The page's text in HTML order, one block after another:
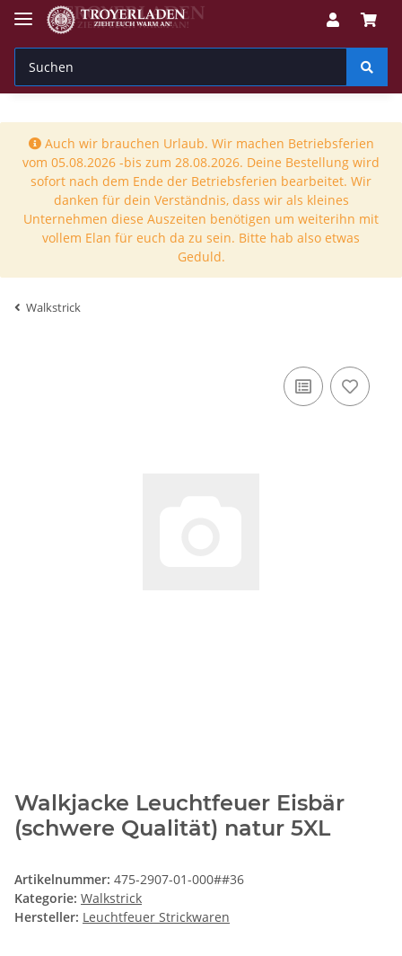
Auch wir brauchen Urlaub. Wir machen Betriebsferien
vom 05.08.2026 -bis zum 28.08.2026. Deine Bestellung wird
sofort nach dem Ende der Betriebsferien bearbeitet. Wir
danken für dein Verständnis, dass wir als kleines
Unternehmen diese Auszeiten benötigen um weiterihn mit
vollem Elan für euch da zu sein. Bitte hab also etwas
Geduld.
Walkstrick
Walkjacke Leuchtfeuer Eisbär
(schwere Qualität) natur 5XL
Artikelnummer: 475-2907-01-000##36
Kategorie: Walkstrick
Hersteller: Leuchtfeuer Strickwaren